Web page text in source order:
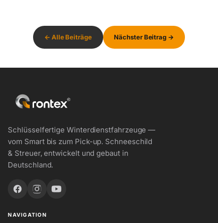
← Alle Beiträge Nächster Beitrag →
Schlüsselfertige Winterdienstfahrzeuge —
vom Smart bis zum Pick-up. Schneeschild
& Streuer, entwickelt und gebaut in
Deutschland.
NAVIGATION